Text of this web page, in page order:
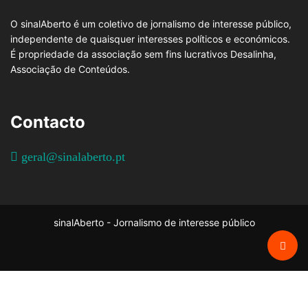
O sinalAberto é um coletivo de jornalismo de interesse público,
independente de quaisquer interesses políticos e económicos.
É propriedade da associação sem fins lucrativos Desalinha,
Associação de Conteúdos.
Contacto
geral@sinalaberto.pt
sinalAberto - Jornalismo de interesse público